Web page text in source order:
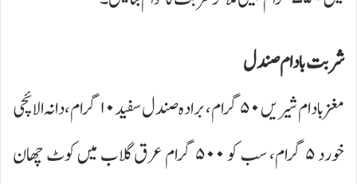
شربت بادام صندل
مغز بادام شیریں ۵۰ گرام، برادہ صندل سفید ۱۰ گرام، دانہ الائچی
خورد ۵ گرام، سب کو ۵۰۰ گرام عرق گلاب میں کوٹ چھان